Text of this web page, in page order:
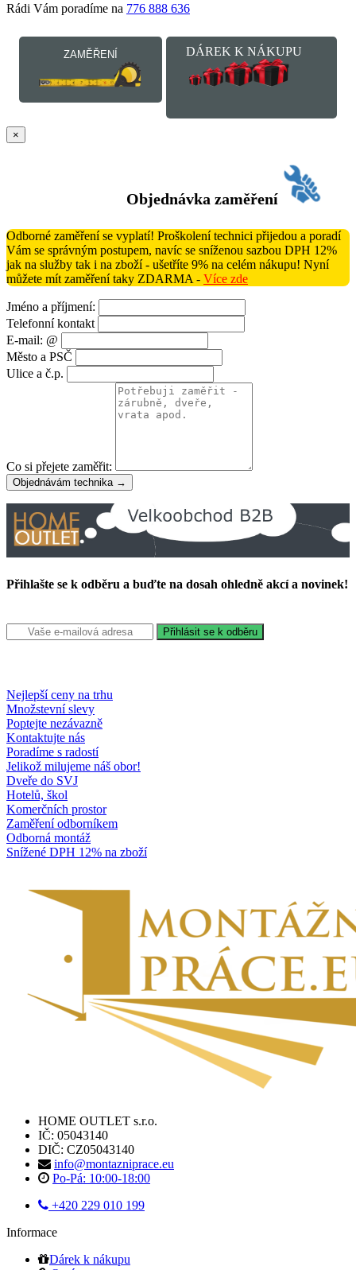
Rádi Vám poradíme na 776 888 636
ZAMĚŘENÍ DÁREK K NÁKUPU
×
Objednávka zaměření
Odborné zaměření se vyplatí! Proškolení technici přijedou a poradí
Vám se správným postupem, navíc se sníženou sazbou DPH 12%
jak na služby tak i na zboží - ušetříte 9% na celém nákupu! Nyní
můžete mít zaměření taky ZDARMA - Více zde
Jméno a příjmení:
Telefonní kontakt
E-mail: @
Město a PSČ
Ulice a č.p.
Co si přejete zaměřit:
Objednávám technika →
Přihlašte se k odběru a buďte na dosah ohledně akcí a novinek!
Nejlepší ceny na trhu
Množstevní slevy
Poptejte nezávazně
Kontaktujte nás
Poradíme s radostí
Jelikož milujeme náš obor!
Dveře do SVJ
Hotelů, škol
Komerčních prostor
Zaměření odborníkem
Odborná montáž
Snížené DPH 12% na zboží
HOME OUTLET s.r.o.
IČ: 05043140
DIČ: CZ05043140
info@montazniprace.eu
Po-Pá: 10:00-18:00
+420 229 010 199
Informace
Dárek k nákupu